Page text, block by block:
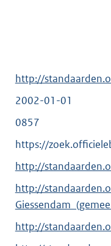
http://
2002-01-01
0857
https://
http://
http://
http://